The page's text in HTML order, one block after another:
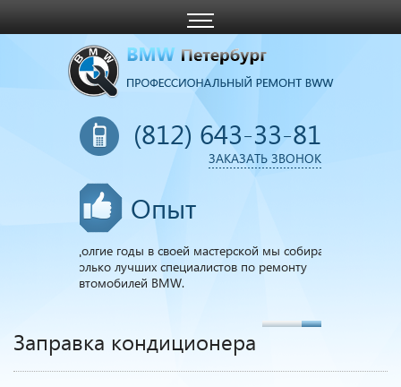
(812) 643-33-81
ЗАКАЗАТЬ ЗВОНОК
Опыт
Долгие годы в своей мастерской мы собирали
только лучших специалистов по ремонту
автомобилей BMW.
Заправка кондиционера